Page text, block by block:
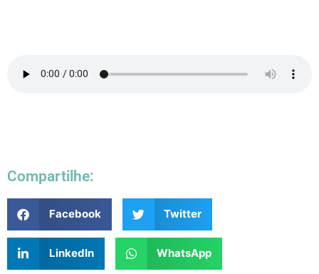
Compartilhe:
Facebook Twitter
LinkedIn WhatsApp